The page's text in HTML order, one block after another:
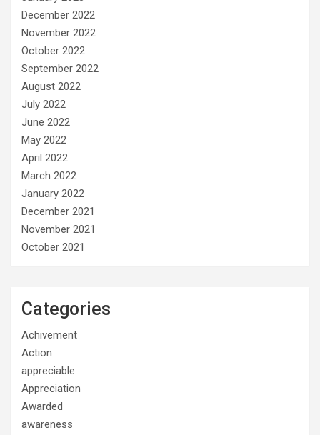
December 2022
November 2022
October 2022
September 2022
August 2022
July 2022
June 2022
May 2022
April 2022
March 2022
January 2022
December 2021
November 2021
October 2021
Categories
Achivement
Action
appreciable
Appreciation
Awarded
awareness